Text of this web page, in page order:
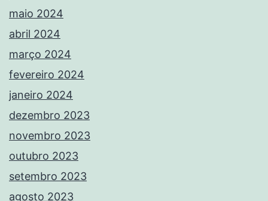
maio 2024
abril 2024
março 2024
fevereiro 2024
janeiro 2024
dezembro 2023
novembro 2023
outubro 2023
setembro 2023
agosto 2023